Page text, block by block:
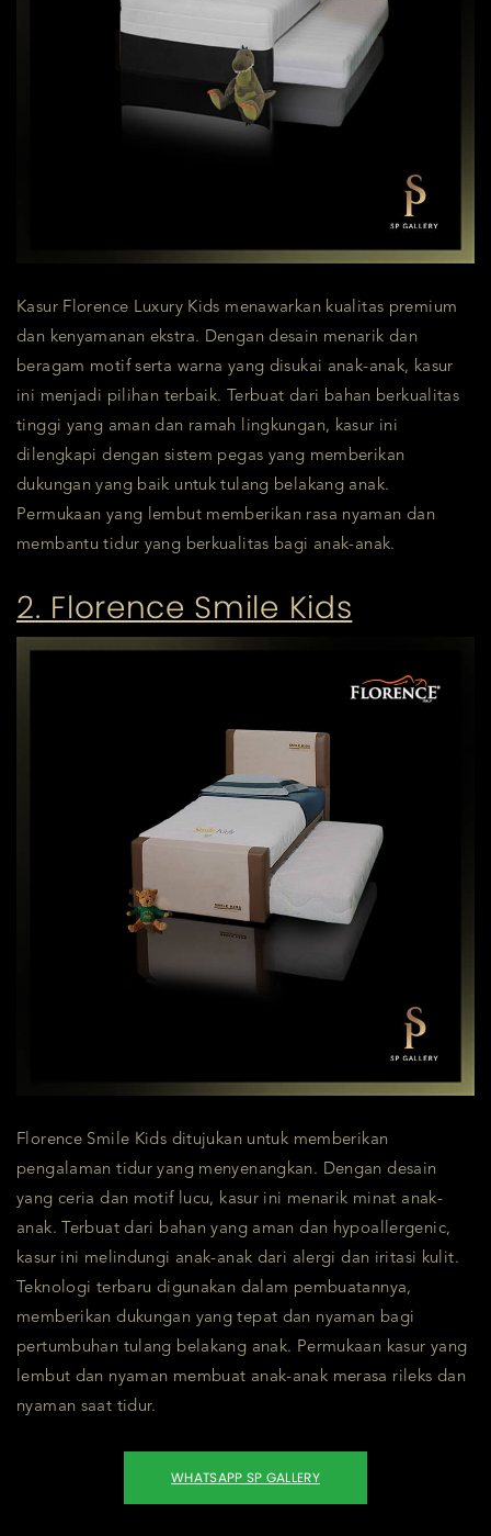
Kasur Florence Luxury Kids menawarkan kualitas premium
dan kenyamanan ekstra. Dengan desain menarik dan
beragam motif serta warna yang disukai anak-anak, kasur
ini menjadi pilihan terbaik. Terbuat dari bahan berkualitas
tinggi yang aman dan ramah lingkungan, kasur ini
dilengkapi dengan sistem pegas yang memberikan
dukungan yang baik untuk tulang belakang anak.
Permukaan yang lembut memberikan rasa nyaman dan
membantu tidur yang berkualitas bagi anak-anak.
2. Florence Smile Kids
Florence Smile Kids ditujukan untuk memberikan
pengalaman tidur yang menyenangkan. Dengan desain
yang ceria dan motif lucu, kasur ini menarik minat anak-
anak. Terbuat dari bahan yang aman dan hypoallergenic,
kasur ini melindungi anak-anak dari alergi dan iritasi kulit.
Teknologi terbaru digunakan dalam pembuatannya,
memberikan dukungan yang tepat dan nyaman bagi
pertumbuhan tulang belakang anak. Permukaan kasur yang
lembut dan nyaman membuat anak-anak merasa rileks dan
nyaman saat tidur.
WHATSAPP SP GALLERY